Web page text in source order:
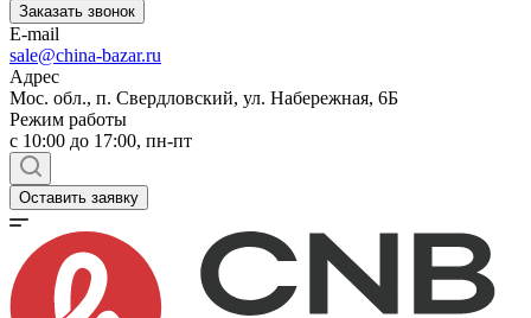
Заказать звонок
E-mail
sale@china-bazar.ru
Адрес
Мос. обл., п. Свердловский, ул. Набережная, 6Б
Режим работы
c 10:00 до 17:00, пн-пт
Оставить заявку